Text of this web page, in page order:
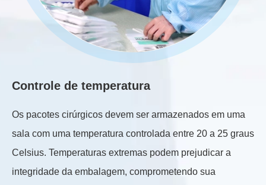
Controle de temperatura
Os pacotes cirúrgicos devem ser armazenados em uma
sala com uma temperatura controlada entre 20 a 25 graus
Celsius. Temperaturas extremas podem prejudicar a
integridade da embalagem, comprometendo sua